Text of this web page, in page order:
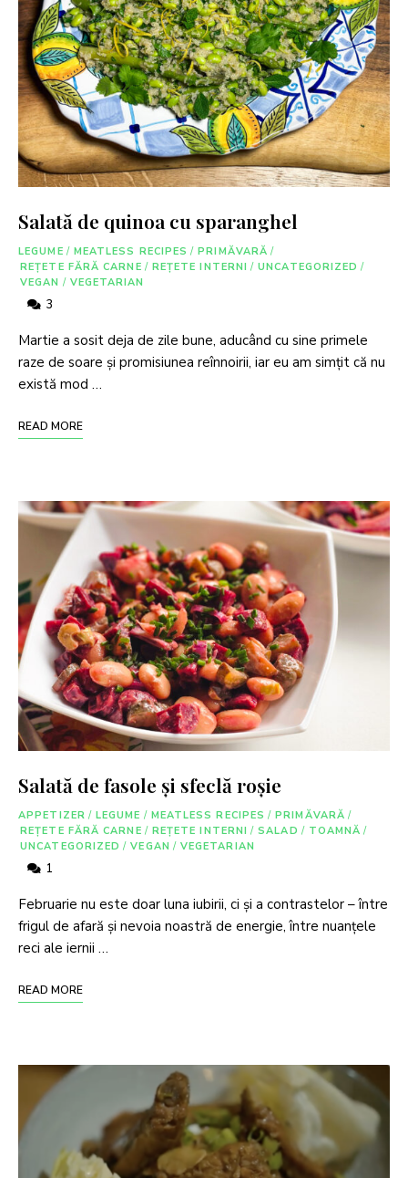
Salată de quinoa cu sparanghel
LEGUME / MEATLESS RECIPES / PRIMĂVARĂ /
REȚETE FĂRĂ CARNE / REȚETE INTERNI / UNCATEGORIZED /
VEGAN / VEGETARIAN
3
Martie a sosit deja de zile bune, aducând cu sine primele
raze de soare și promisiunea reînnoirii, iar eu am simțit că nu
există mod …
READ MORE
Salată de fasole şi sfeclă roșie
APPETIZER / LEGUME / MEATLESS RECIPES / PRIMĂVARĂ /
REȚETE FĂRĂ CARNE / REȚETE INTERNI / SALAD / TOAMNĂ /
UNCATEGORIZED / VEGAN / VEGETARIAN
1
Februarie nu este doar luna iubirii, ci și a contrastelor – între
frigul de afară și nevoia noastră de energie, între nuanțele
reci ale iernii …
READ MORE